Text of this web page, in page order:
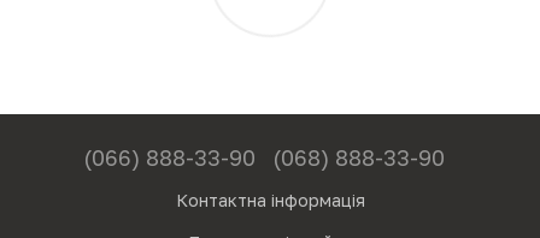
(066) 888-33-90 (068) 888-33-90
Контактна інформація